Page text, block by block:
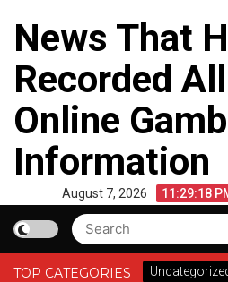
content
News That
Recorded
Online
Information
August 7, 2026 11:29:18
Search
for:
TOP CATEGORIES